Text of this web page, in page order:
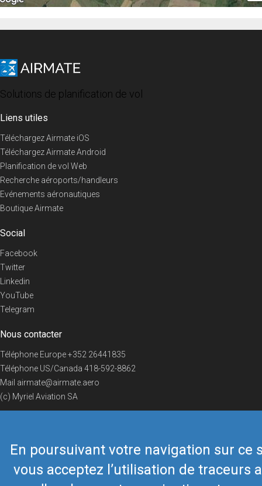
En poursuivant votre navigation sur ce
vous acceptez l’utilisation de traceurs
Solutions de planification de vol
Liens utiles
Téléchargez Airmate iOS
Téléchargez Airmate Android
Planification de vol Web
Recherche aéroports/handleurs
Evénements aéronautiques
Boutique Airmate
Social
Facebook
Twitter
Linkedin
YouTube
Telegram
Nous contacter
Téléphone Europe+352 26441835
Téléphone US/Canada 418-592-8862
Mail airmate@airmate.aero
(c) Myriel Aviation SA
© 2019 Airmate - Conditions d'utilisation - Vie privée Back to top